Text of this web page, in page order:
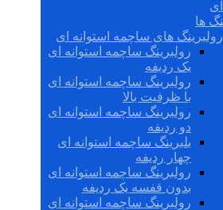
ای
ها
رولبرینگ های ساچمه استوانه ای
رولبرینگ ساچمه استوانه ای
یک ردیفه
رولبرینگ ساچمه استوانه ای
با ظرفیت بالا
رولبرینگ ساچمه استوانه ای
دو ردیفه
بلبرینگ ساچمه استوانه ای
چهار ردیفه
رولبرینگ ساچمه استوانه ای
بدون قفسه یک ردیفه
رولبرینگ ساچمه استوانه ای